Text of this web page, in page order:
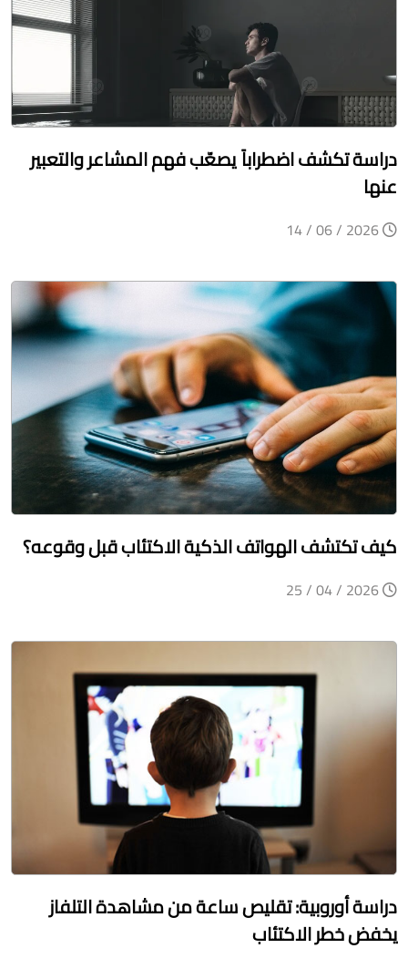
دراسة تكشف اضطراباً يصعّب فهم المشاعر والتعبير
عنها
كيف تكتشف الهواتف الذكية الاكتئاب قبل وقوعه؟
دراسة أوروبية: تقليص ساعة من مشاهدة التلفاز
يخفض خطر الاكتئاب